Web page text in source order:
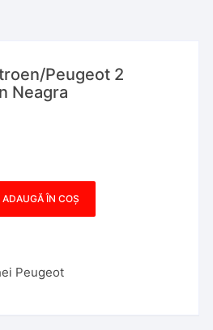
Peugeot 2
Neagra
ADAUGĂ ÎN COȘ
Peugeot